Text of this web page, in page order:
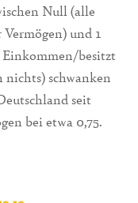
Null (alle
und 1
Einkommen/besitzt
nichts) schwanken
seit
bei etwa 0,75.